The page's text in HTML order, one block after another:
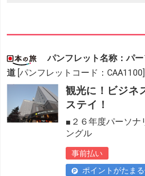
パンフレット名称：パ
道 [パンフレットコード：CAA1100]
観光に！ビジネ
ステイ！
■２６年度パーソナ
ングル
事前払い
ポイントがたま